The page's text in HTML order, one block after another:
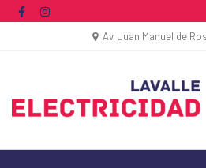
Av. Juan Manuel de